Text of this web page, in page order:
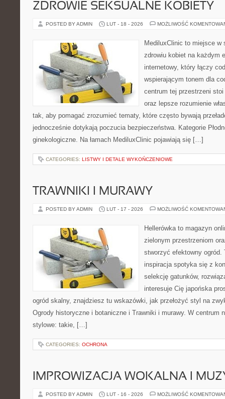
ZDROWIE SEKSUALNE KOBIETY
POSTED BY ADMIN LUT - 18 - 2026 MOŻLIWOŚĆ
MediluxClinic to miejsce
zdrowiu kobiet na każdym
internetowy, który łączy
wspierającym tonem dla
centrum tej przestrzeni
oraz lepsze rozumienie
tak, aby pomagać zrozumieć tematy, które często bywają
jednocześnie dotykają poczucia bezpieczeństwa. Kategorie
ginekologiczne. Na łamach MediluxClinic pojawiają się […]
CATEGORIES: LISTWY I DETALE WYKOŃCZENIOWE
TRAWNIKI I MURAWY
POSTED BY ADMIN LUT - 17 - 2026 MOŻLIWOŚĆ
Hellerówka to magazyn
zielonym przestrzeniom
stworzyć efektowny ogród.
inspiracja spotyka się z
selekcję gatunków,
interesuje Cię japońska
ogród skalny, znajdziesz tu wskazówki, jak przełożyć styl na
Ogrody historyczne i botaniczne i Trawniki i murawy. W centrum
stylowe: takie, […]
CATEGORIES: OCHRONA
IMPROWIZACJA WOKALNA I
POSTED BY ADMIN LUT - 16 - 2026 MOŻLIWOŚĆ